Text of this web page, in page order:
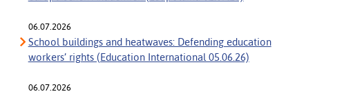
06.07.2026
School buildings and heatwaves: Defending education
workers’ rights (Education International 05.06.26)
06.07.2026